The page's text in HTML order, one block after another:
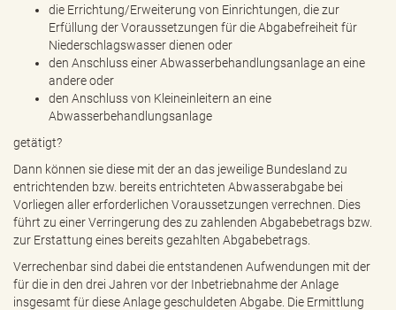
die Errichtung/Erweiterung von Einrichtungen, die zur
Erfüllung der Voraussetzungen für die Abgabefreiheit für
Niederschlagswasser dienen oder
den Anschluss einer Abwasserbehandlungsanlage an eine
andere oder
den Anschluss von Kleineinleitern an eine
Abwasserbehandlungsanlage
getätigt?
Dann können sie diese mit der an das jeweilige Bundesland zu
entrichtenden bzw. bereits entrichteten Abwasserabgabe bei
Vorliegen aller erforderlichen Voraussetzungen verrechnen. Dies
führt zu einer Verringerung des zu zahlenden Abgabebetrags bzw.
zur Erstattung eines bereits gezahlten Abgabebetrags.
Verrechenbar sind dabei die entstandenen Aufwendungen mit der
für die in den drei Jahren vor der Inbetriebnahme der Anlage
insgesamt für diese Anlage geschuldeten Abgabe. Die Ermittlung